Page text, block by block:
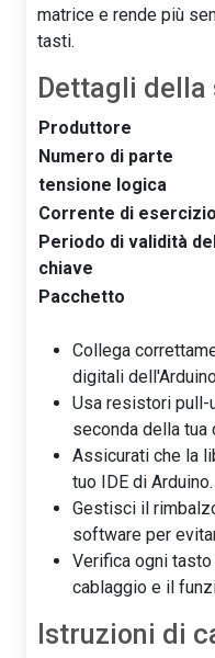
matrice e rende più
tasti.
Dettagli
Produttore
Numero di parte
tensione logica
Corrente di esercizio
Periodo di validità
chiave
Pacchetto
Collega
digitali
Usa resistori pull-
seconda della tua
Assicurati che la
tuo IDE di Arduino.
Gestisci il
software per
Verifica ogni
cablaggio e il
Istruzioni di